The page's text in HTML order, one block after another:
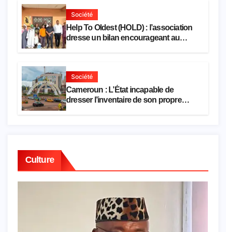
Société
Help To Oldest (HOLD) : l’association
dresse un bilan encourageant au
Société
Cameroun : L’État incapable de
dresser l’inventaire de son propre
Culture